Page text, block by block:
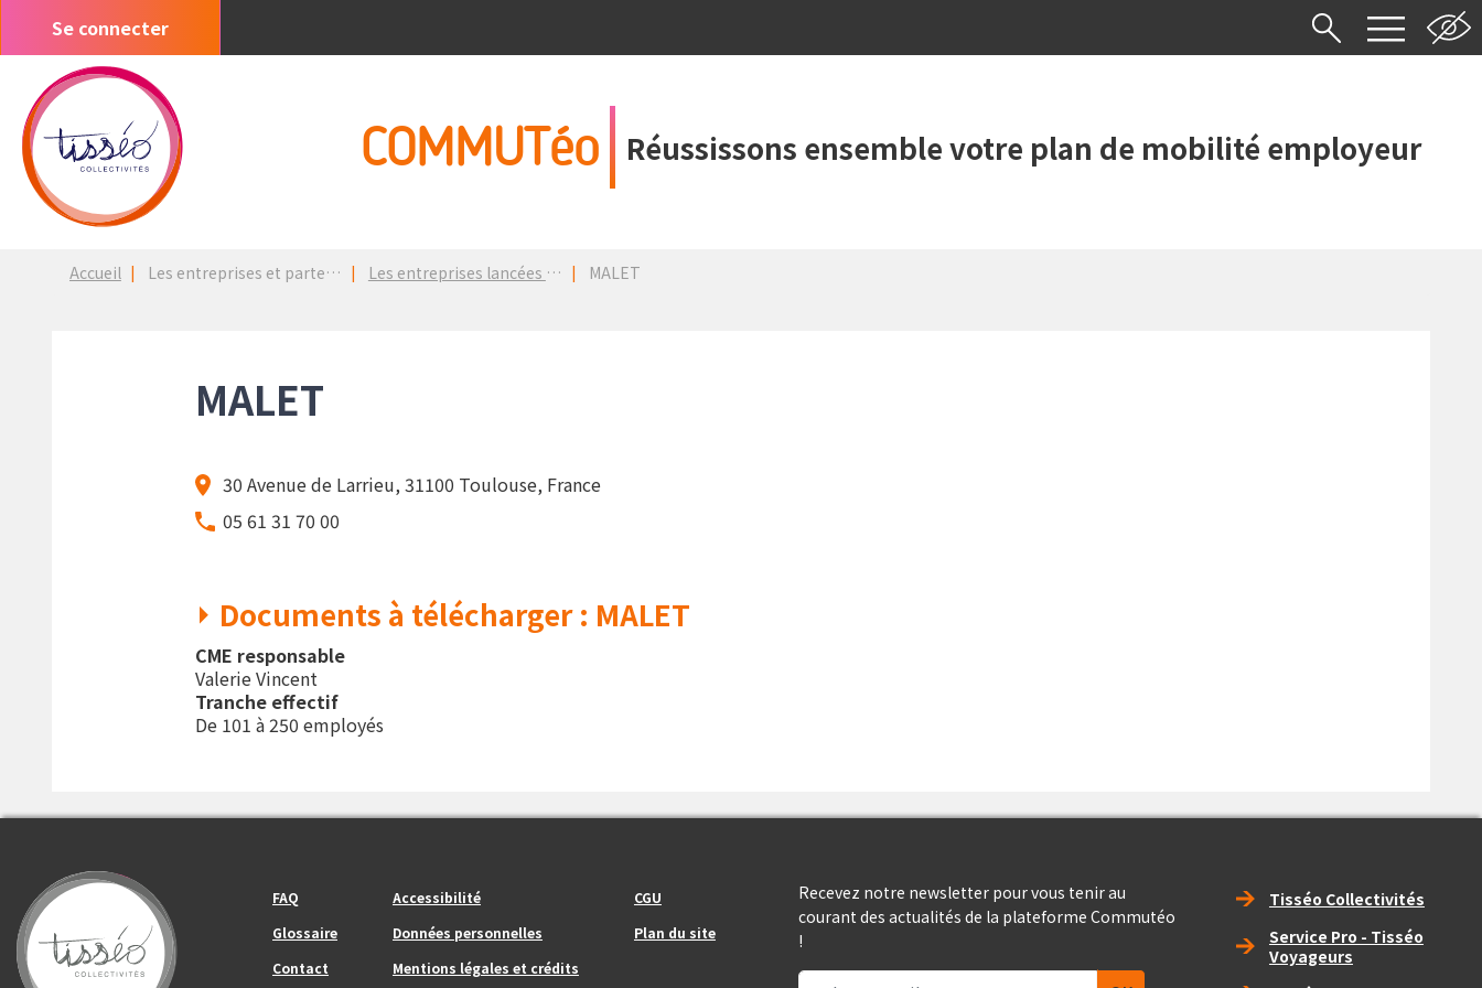
contenu
principal
Menu
compte
de
l'utilisateur
Se connecter
COMMUTéo Réussissons ensemble votre plan de mobilité employeur
Fil
Accueil Les entreprises et partenaires Les entreprises lancées dans un PDM MALET
MALET
30 Avenue de Larrieu, 31100 Toulouse, France
05 61 31 70 00
Documents à télécharger : MALET
CME responsable
Valerie Vincent
Tranche effectif
De 101 à 250 employés
FAQ
Glossaire
Contact
Footer_center
Accessibilité
Données personnelles
Mentions légales et crédits
CGU
Plan du site
Recevez notre newsletter pour vous tenir au
courant des actualités de la plateforme Commutéo
!
Right_footer
Tisséo Collectivités
Service Pro - Tisséo
Voyageurs